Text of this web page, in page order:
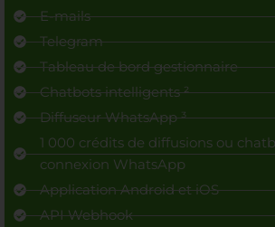
E-mails
Telegram
Tableau de bord gestionnaire
Chatbots intelligents ²
Diffuseur WhatsApp ³
1 000 crédits de diffusions ou
connexion WhatsApp
Application Android et iOS
API Webhook